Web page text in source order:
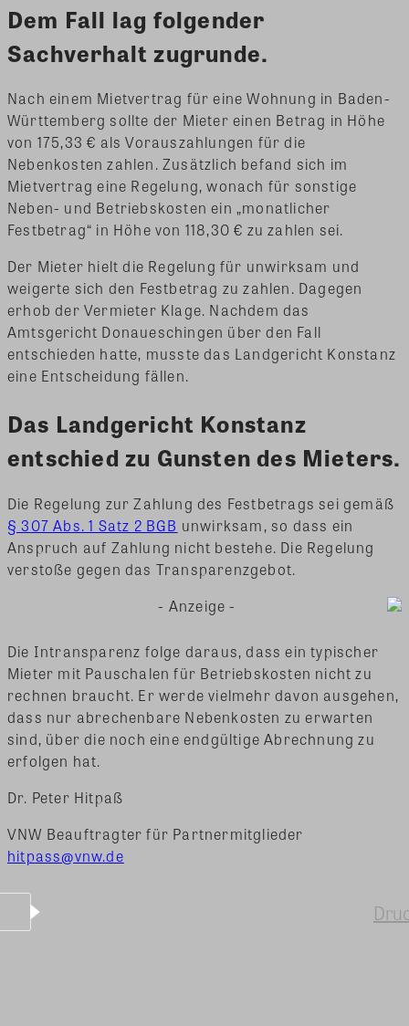
Dem Fall lag folgender
Sachverhalt zugrunde.
Nach einem Mietvertrag für eine Wohnung in Baden-
Württemberg sollte der Mieter einen Betrag in Höhe
von 175,33 € als Vorauszahlungen für die
Nebenkosten zahlen. Zusätzlich befand sich im
Mietvertrag eine Regelung, wonach für sonstige
Neben- und Betriebskosten ein „monatlicher
Festbetrag“ in Höhe von 118,30 € zu zahlen sei.
Der Mieter hielt die Regelung für unwirksam und
weigerte sich den Festbetrag zu zahlen. Dagegen
erhob der Vermieter Klage. Nachdem das
Amtsgericht Donaueschingen über den Fall
entschieden hatte, musste das Landgericht Konstanz
eine Entscheidung fällen.
Das Landgericht Konstanz
entschied zu Gunsten des Mieters.
Die Regelung zur Zahlung des Festbetrags sei gemäß
§ 307 Abs. 1 Satz 2 BGB unwirksam, so dass ein
Anspruch auf Zahlung nicht bestehe. Die Regelung
verstoße gegen das Transparenzgebot.
- Anzeige -
Die Intransparenz folge daraus, dass ein typischer
Mieter mit Pauschalen für Betriebskosten nicht zu
rechnen braucht. Er werde vielmehr davon ausgehen,
dass nur abrechenbare Nebenkosten zu erwarten
sind, über die noch eine endgültige Abrechnung zu
erfolgen hat.
Dr. Peter Hitpaß
VNW Beauftragter für Partnermitglieder
hitpass@vnw.de